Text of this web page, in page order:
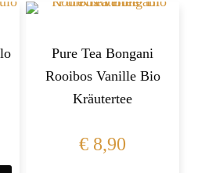
Pure Tea Bongani
Rooibos Vanille Bio
Kräutertee
€ 8,90